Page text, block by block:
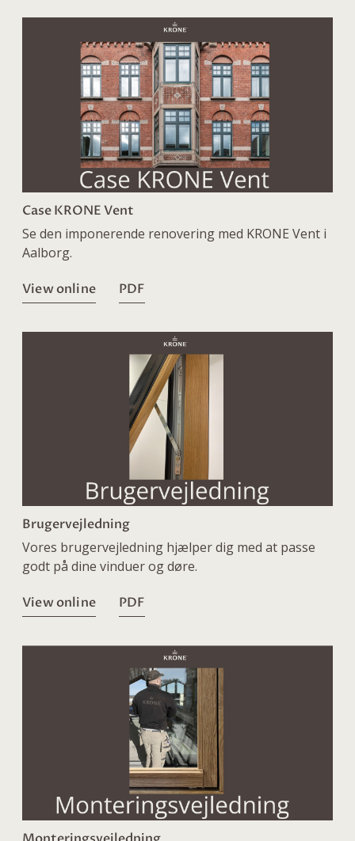
Case KRONE Vent
Se den imponerende renovering med KRONE Vent i
Aalborg.
View online PDF
Brugervejledning
Vores brugervejledning hjælper dig med at passe
godt på dine vinduer og døre.
View online PDF